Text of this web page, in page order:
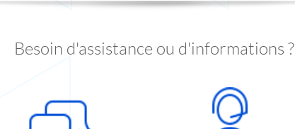
Besoin d'assistance ou d'informations ?